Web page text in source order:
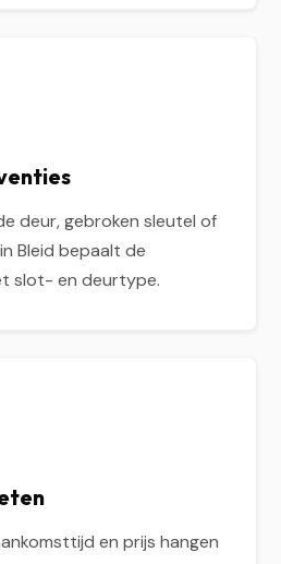
deur, gebroken sleutel of
Bleid bepaalt de
slot- en deurtype.
en prijs hangen